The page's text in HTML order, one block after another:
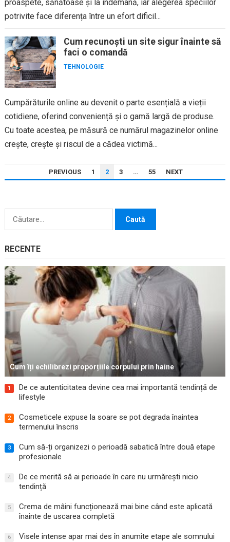
proaspete, sănătoase și la îndemână, iar alegerea speciilor
potrivite face diferența între un efort dificil...
Cum recunoști un site sigur înainte să
faci o comandă
TEHNOLOGIE
Cumpărăturile online au devenit o parte esențială a vieții
cotidiene, oferind conveniență și o gamă largă de produse.
Cu toate acestea, pe măsură ce numărul magazinelor online
crește, crește și riscul de a cădea victimă...
ARTICOLE
PREVIOUS 1 2 3 … 55 NEXT
Caută
RECENTE
Cum îți echilibrezi proporțiile corpului prin haine
1
De ce autenticitatea devine cea mai importantă tendință de
lifestyle
2
Cosmeticele expuse la soare se pot degrada înaintea
termenului înscris
3
Cum să-ți organizezi o perioadă sabatică între două etape
profesionale
4
De ce merită să ai perioade în care nu urmărești nicio
tendință
5
Crema de mâini funcționează mai bine când este aplicată
înainte de uscarea completă
6 Visele intense apar mai des în anumite etape ale somnului